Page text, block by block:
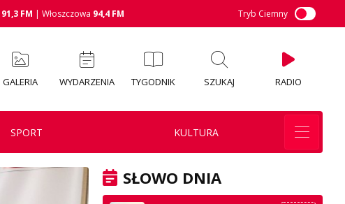
91,3 FM | Włoszczowa 94,4 FM Tryb Ciemny
GALERIA WYDARZENIA TYGODNIK SZUKAJ RADIO
SPORT KULTURA
SŁOWO DNIA